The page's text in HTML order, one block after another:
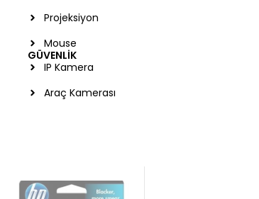
Projeksiyon
Mouse
GÜVENLİK
IP Kamera
Araç Kamerası